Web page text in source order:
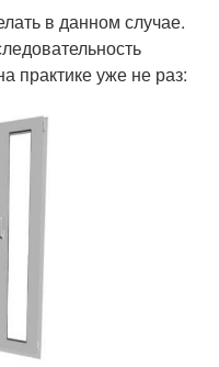
в данном случае.
практике уже не раз: